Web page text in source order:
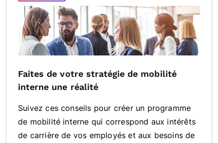
Faites de votre stratégie de mobilité
interne une réalité
Suivez ces conseils pour créer un programme
de mobilité interne qui correspond aux intérêts
de carrière de vos employés et aux besoins de